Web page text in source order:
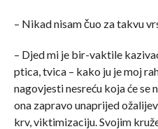
– Nikad nisam čuo za takvu
– Djed mi je bir-vaktile
ptica, tvica – kako ju je moj
nagovjesti nesreću koja će se
ona zapravo unaprijed
krv, viktimizaciju. Svojim